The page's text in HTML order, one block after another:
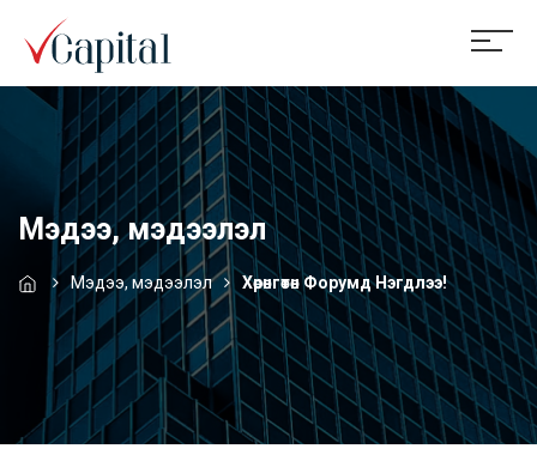
Мэдээ, мэдээлэл
Мэдээ, мэдээлэл Хөрөнгөтөн Форумд Нэгдлээ!